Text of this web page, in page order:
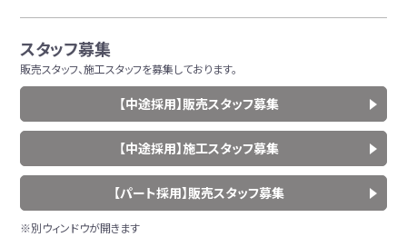
スタッフ募集
販売スタッフ、施工スタッフを募集しております。
【中途採用】販売スタッフ募集
【中途採用】施工スタッフ募集
【パート採用】販売スタッフ募集
※別ウィンドウが開きます